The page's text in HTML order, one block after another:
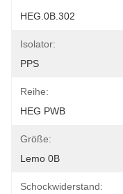
HEG.0B.302
Isolator:
PPS
Reihe:
HEG PWB
Größe:
Lemo 0B
Schockwiderstand: